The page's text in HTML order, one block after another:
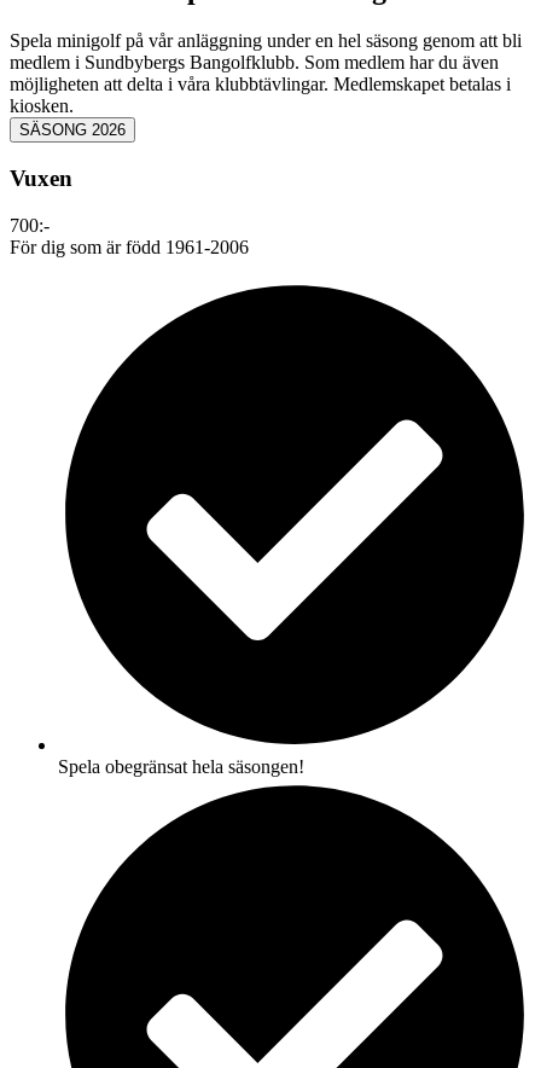
Spela minigolf på vår anläggning under en hel säsong genom att bli
medlem i Sundbybergs Bangolfklubb. Som medlem har du även
möjligheten att delta i våra klubbtävlingar. Medlemskapet betalas i
kiosken.
SÄSONG 2026
Vuxen
700:-
För dig som är född 1961-2006
Spela obegränsat hela säsongen!